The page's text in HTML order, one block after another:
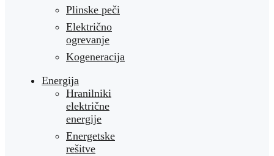
Plinske peči
Električno
ogrevanje
Kogeneracija
Energija
Hranilniki
električne
energije
Energetske
rešitve